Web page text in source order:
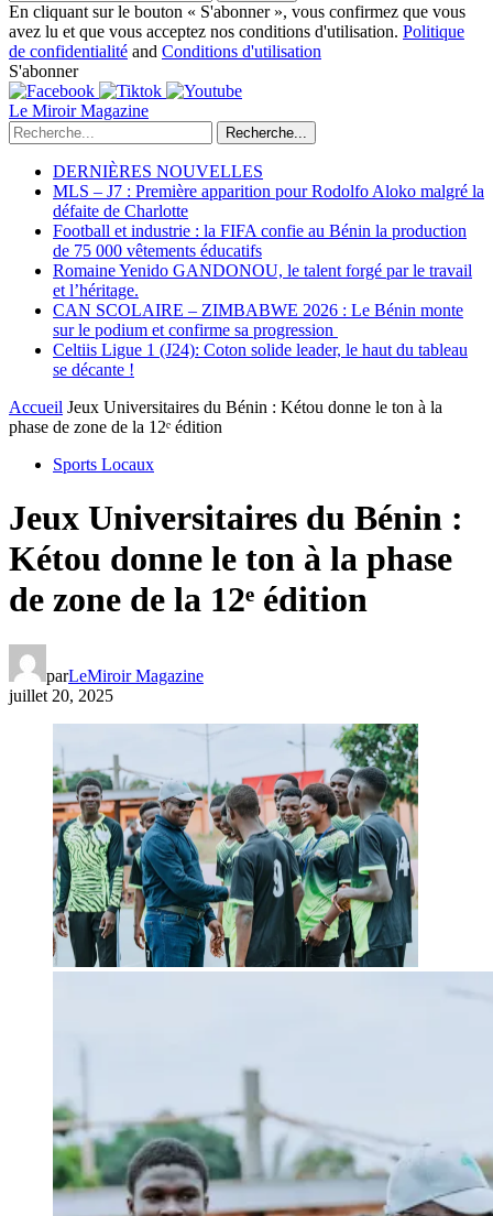
En cliquant sur le bouton « S'abonner », vous confirmez que vous
avez lu et que vous acceptez nos conditions d'utilisation. Politique
de confidentialité and Conditions d'utilisation
S'abonner
Le Miroir Magazine
Recherche...
DERNIÈRES NOUVELLES
MLS – J7 : Première apparition pour Rodolfo Aloko malgré la
défaite de Charlotte
Football et industrie : la FIFA confie au Bénin la production
de 75 000 vêtements éducatifs
Romaine Yenido GANDONOU, le talent forgé par le travail
et l’héritage.
CAN SCOLAIRE – ZIMBABWE 2026 : Le Bénin monte
sur le podium et confirme sa progression
Celtiis Ligue 1 (J24): Coton solide leader, le haut du tableau
se décante !
Accueil Jeux Universitaires du Bénin : Kétou donne le ton à la
phase de zone de la 12ᵉ édition
Sports Locaux
Jeux Universitaires du Bénin :
Kétou donne le ton à la phase
de zone de la 12ᵉ édition
parLeMiroir Magazine
juillet 20, 2025